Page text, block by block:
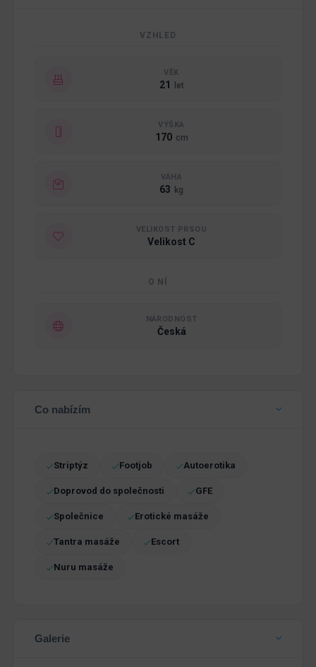
VZHLED
VĚK
21 let
VÝŠKA
170 cm
VÁHA
63 kg
VELIKOST PRSOU
Velikost C
O NÍ
NÁRODNOST
Česká
Co nabízím
Striptýz Footjob Autoerotika
Doprovod do společnosti GFE
Společnice Erotické masáže
Tantra masáže Escort
Nuru masáže
Galerie